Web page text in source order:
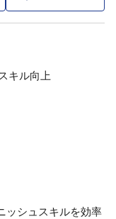
キル向上
ッシュスキルを効率